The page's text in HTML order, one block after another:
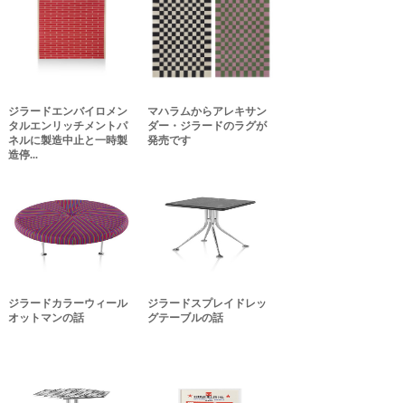
ジラードエンバイロメン
タルエンリッチメントパ
ネルに製造中止と一時製
造停...
マハラムからアレキサン
ダー・ジラードのラグが
発売です
ジラードカラーウィール
オットマンの話
ジラードスプレイドレッ
グテーブルの話